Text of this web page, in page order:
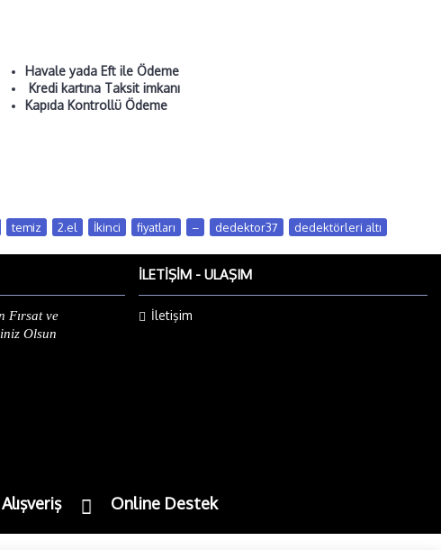
Havale yada Eft ile Ödeme
Kredi kartına Taksit imkanı
Kapıda Kontrollü Ödeme
temiz 2.el İkinci fiyatları – dedektor37 dedektörleri altı
Fırsat ve
Olsun
İLETIŞIM - ULAŞIM
İletişim
Online Destek